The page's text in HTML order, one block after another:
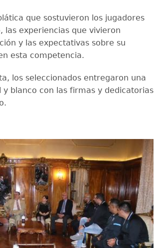
que sostuvieron los jugadores
las experiencias que vivieron
y las expectativas sobre su
esta competencia.
los seleccionados entregaron una
y blanco con las firmas y dedicatorias